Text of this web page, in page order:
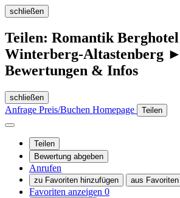
schließen
Teilen: Romantik
Winterberg-Altastenberg ►
Bewertungen & Infos
schließen
Anfrage Preis/Buchen Homepage Teilen
Teilen
Bewertung abgeben
Anrufen
zu Favoriten hinzufügen aus
Favoriten anzeigen 0